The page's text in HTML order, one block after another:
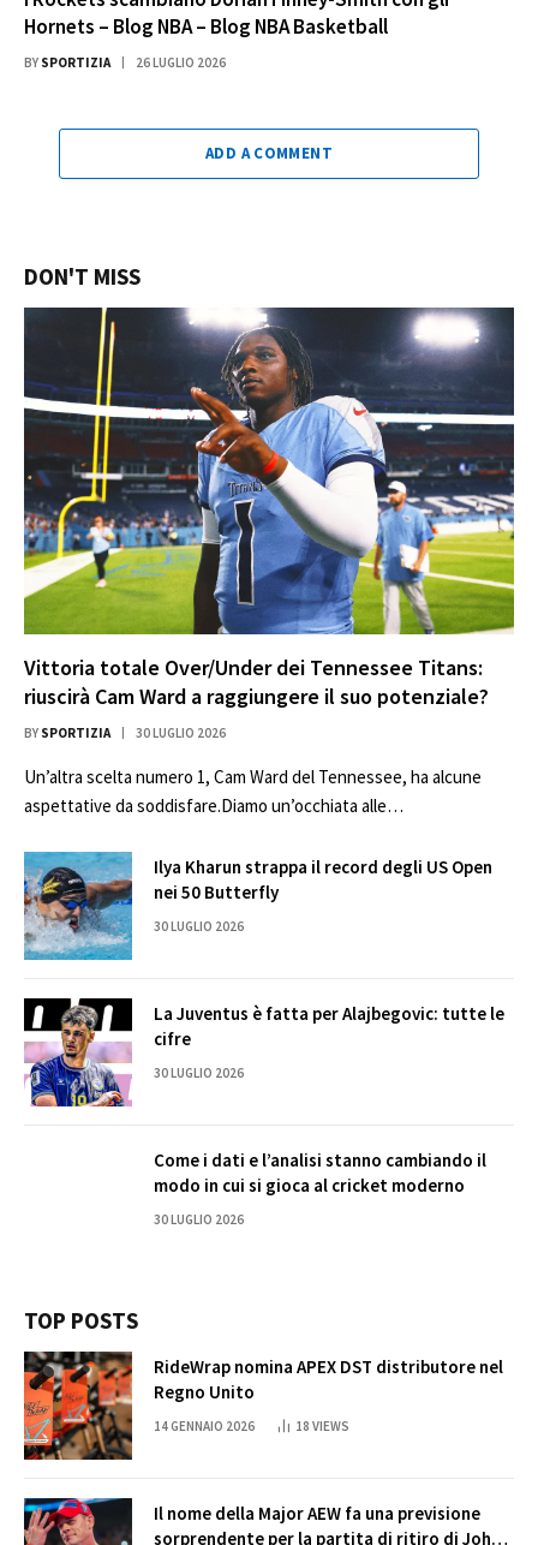
Hornets – Blog NBA – Blog NBA Basketball
BY SPORTIZIA 26 LUGLIO 2026
ADD A COMMENT
DON'T MISS
Vittoria totale Over/Under dei Tennessee Titans:
riuscirà Cam Ward a raggiungere il suo potenziale?
BY SPORTIZIA 30 LUGLIO 2026
Un’altra scelta numero 1, Cam Ward del Tennessee, ha alcune
aspettative da soddisfare.Diamo un’occhiata alle…
Ilya Kharun strappa il record degli US Open
nei 50 Butterfly
30 LUGLIO 2026
La Juventus è fatta per Alajbegovic: tutte le
cifre
30 LUGLIO 2026
Come i dati e l’analisi stanno cambiando il
modo in cui si gioca al cricket moderno
30 LUGLIO 2026
TOP POSTS
RideWrap nomina APEX DST distributore nel
Regno Unito
14 GENNAIO 2026 18 VIEWS
Il nome della Major AEW fa una previsione
sorprendente per la partita di ritiro di John